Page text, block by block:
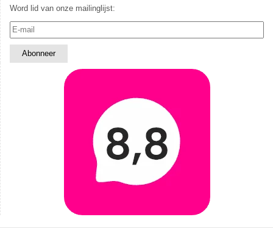
Word lid van onze mailinglijst: